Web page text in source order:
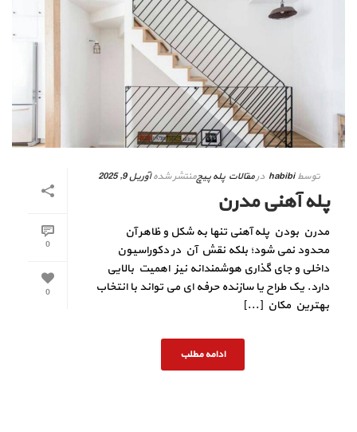
0
0
توسط habibi درمقالات پله پیچمنتشر شدهآوریل 9, 2025
پله آهنی مدرن
مدرن بودن پله آهنی تنها به شکل و ظاهر آن
محدود نمی‌ شود؛ بلکه نقش آن در دکوراسیون
داخلی و جای‌ گذاری هوشمندانه نیز اهمیت بالایی
دارد. یک طراح یا سازنده حرفه‌ ای می‌ تواند با انتخاب
بهترین مکان [...]
ادامه مطلب